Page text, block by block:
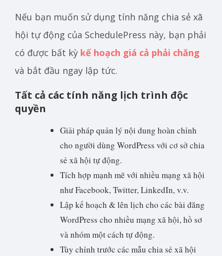
Nếu bạn muốn sử dụng tính năng chia sẻ xã
hội tự động của SchedulePress này, bạn phải
có được bất kỳ kế hoạch giá cả phải chăng
và bắt đầu ngay lập tức.
Tất cả các tính năng lịch trình độc
quyền
Giải pháp quản lý nội dung hoàn chỉnh
cho người dùng WordPress với cơ sở chia
sẻ xã hội tự động.
Tích hợp mạnh mẽ với nhiều mạng xã hội
như Facebook, Twitter, LinkedIn, v.v.
Lập kế hoạch & lên lịch cho các bài đăng
WordPress cho nhiều mạng xã hội, hồ sơ
và nhóm một cách tự động.
Tùy chỉnh trước các mẫu chia sẻ xã hội